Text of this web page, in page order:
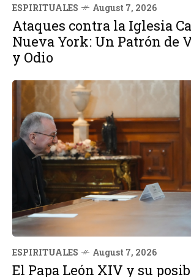
ESPIRITUALES August 7, 2026
Ataques contra la Iglesia
Nueva York: Un Patrón de
y Odio
ESPIRITUALES August 7, 2026
El Papa León XIV y su